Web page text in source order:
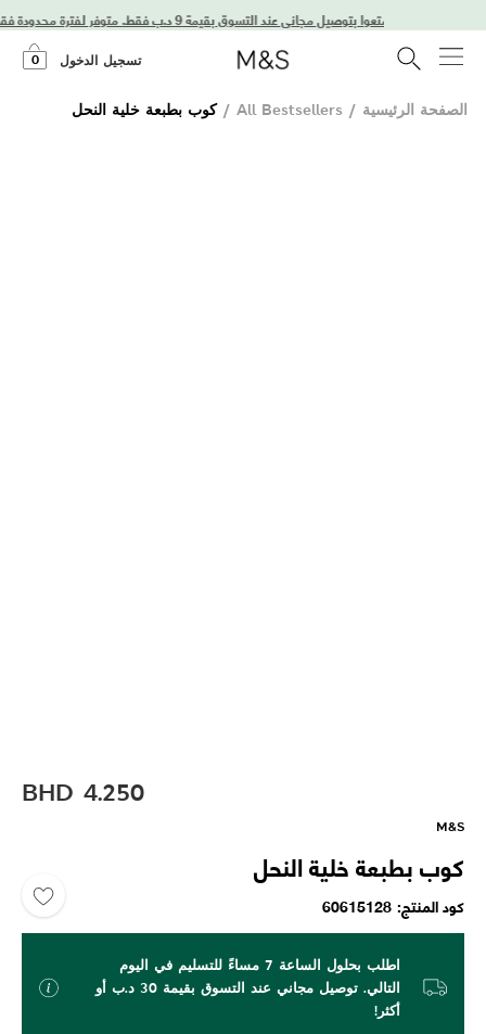
تسجيل الدخول 0
الصفحة الرئيسية /
All Bestsellers
/ كوب بطبعة خلية النحل
BHD 4.250
M&S
كوب بطبعة خلية النحل
كود المنتج 60615128
اطلب بحلول الساعة 7 مساءً للتسليم في اليوم
التالي. توصيل مجاني عند التسوق بقيمة 30 د.ب أو
أكثر!